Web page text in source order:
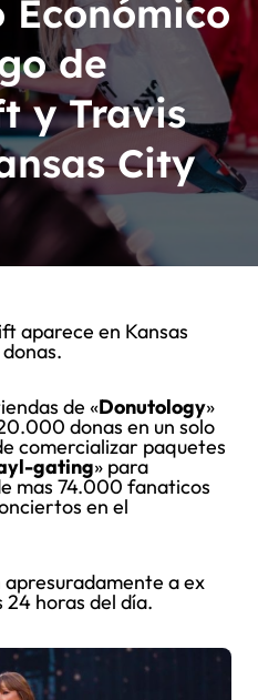
de
y Travis
City
de «Donutology»
donas en un solo
comercializar paquetes
gating» para
mas 74.000 fanaticos
en el
a ex
horas del día.